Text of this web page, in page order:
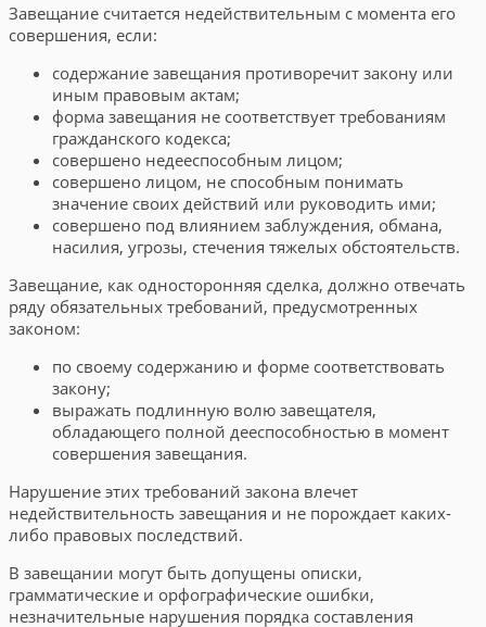
Завещание считается недействительным с момента его
совершения, если:
содержание завещания противоречит закону или
иным правовым актам;
форма завещания не соответствует требованиям
гражданского кодекса;
совершено недееспособным лицом;
совершено лицом, не способным понимать
значение своих действий или руководить ими;
совершено под влиянием заблуждения, обмана,
насилия, угрозы, стечения тяжелых обстоятельств.
Завещание, как односторонняя сделка, должно отвечать
ряду обязательных требований, предусмотренных
законом:
по своему содержанию и форме соответствовать
закону;
выражать подлинную волю завещателя,
обладающего полной дееспособностью в момент
совершения завещания.
Нарушение этих требований закона влечет
недействительность завещания и не порождает каких-
либо правовых последствий.
В завещании могут быть допущены описки,
грамматические и орфографические ошибки,
незначительные нарушения порядка составления